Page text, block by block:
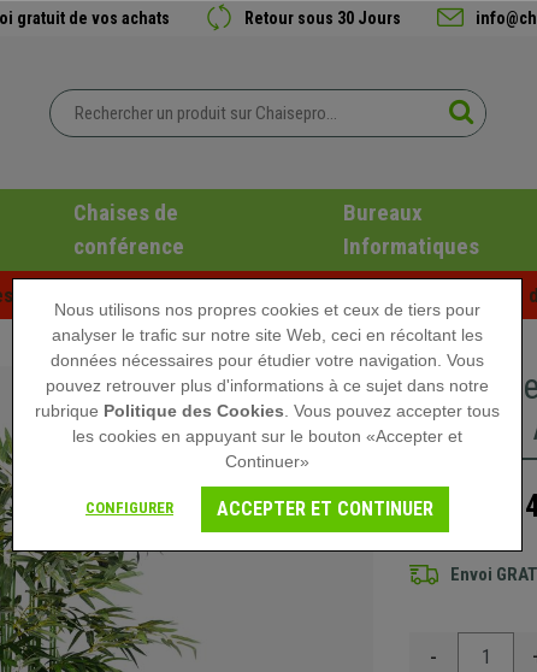
gratuit de vos achats Retour sous 30 Jours
Chaises de
conférence
Bureaux
Informatiques
d'été chez Chaisepro ! Des réductions exclusives pour une
Plante
Bambou
109,90 €
Envoi
-
Nous utilisons nos propres cookies et ceux de tiers pour
analyser le trafic sur notre site Web, ceci en récoltant les
données nécessaires pour étudier votre navigation. Vous
pouvez retrouver plus d'informations à ce sujet dans notre
rubrique Politique des Cookies . Vous pouvez accepter tous
les cookies en appuyant sur le bouton «Accepter et
Continuer»
CONFIGURER ACCEPTER ET CONTINUER